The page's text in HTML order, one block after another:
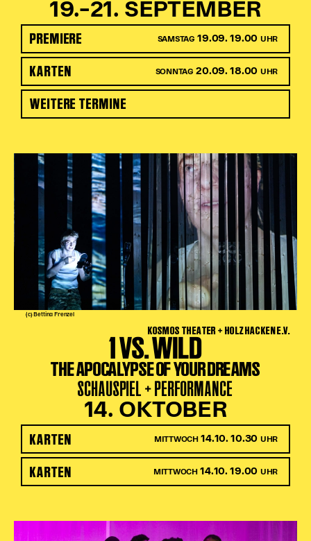
19.–21. SEPTEMBER
PREMIERE SAMSTAG 19.09. 19.00 UHR
KARTEN SONNTAG 20.09. 18.00 UHR
WEITERE TERMINE
(c) Bettina Frenzel
KOSMOS THEATER + HOLZHACKEN E.V.
1 VS. WILD
THE APOCALYPSE OF YOUR DREAMS
SCHAUSPIEL + PERFORMANCE
14. OKTOBER
KARTEN MITTWOCH 14.10. 10.30 UHR
KARTEN MITTWOCH 14.10. 19.00 UHR